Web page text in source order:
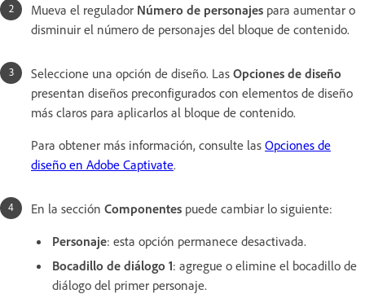
Mueva el regulador Número de personajes para aumentar o
disminuir el número de personajes del bloque de contenido.
Seleccione una opción de diseño. Las Opciones de diseño
presentan diseños preconfigurados con elementos de diseño
más claros para aplicarlos al bloque de contenido.
Para obtener más información, consulte las Opciones de
diseño en Adobe Captivate.
En la sección Componentes puede cambiar lo siguiente:
Personaje: esta opción permanece desactivada.
Bocadillo de diálogo 1: agregue o elimine el bocadillo de
diálogo del primer personaje.